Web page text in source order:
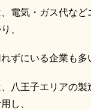
電気・ガス代など
、
ずにいる企業も多
八王子エリアの製
し、